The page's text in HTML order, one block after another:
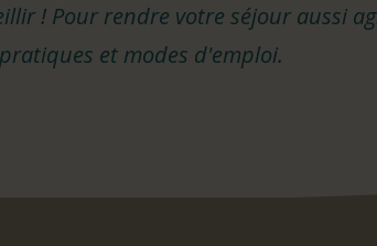
! Pour rendre votre séjour aussi
et modes d'emploi.